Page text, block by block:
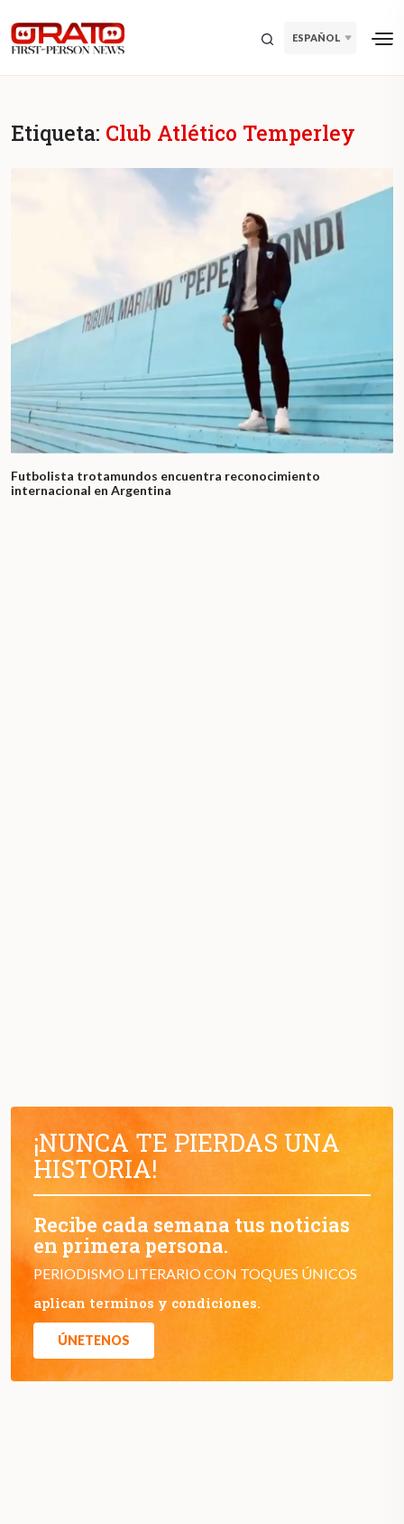
ESPAÑOL
Etiqueta: Club Atlético Temperley
Futbolista trotamundos encuentra reconocimiento
internacional en Argentina
¡NUNCA TE PIERDAS UNA
HISTORIA!
Recibe cada semana tus noticias
en primera persona.
PERIODISMO LITERARIO CON TOQUES ÚNICOS
aplican terminos y condiciones.
ÚNETENOS